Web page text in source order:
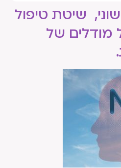
שיטת טיפול
מודלים של